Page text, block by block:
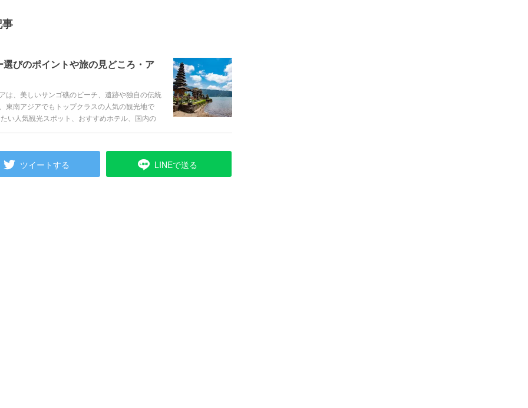
選びのポイントや旅の見どころ・ア
は、美しいサンゴ礁のビーチ、遺跡や独自の伝統
東南アジアでもトップクラスの人気の観光地で
い人気観光スポット、おすすめホテル、国内の
ツイートする LINEで送る